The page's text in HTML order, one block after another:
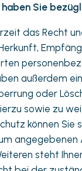
Sie
das Recht
außerdem
oder
sowie zu
können Sie
angegebenen
steht